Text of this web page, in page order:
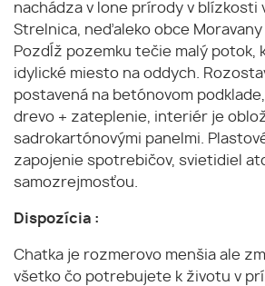
nachádza v lone prírody v blízkosti
Strelnica, neďaleko obce Moravany
Pozdĺž pozemku tečie malý potok,
idylické miesto na oddych.
postavená na betónovom
drevo + zateplenie, interiér je
sadrokartónovými panelmi.
zapojenie spotrebičov, svietidiel
samozrejmosťou.
Dispozícia :
Chatka je rozmerovo menšia ale
všetko čo potrebujete k životu v